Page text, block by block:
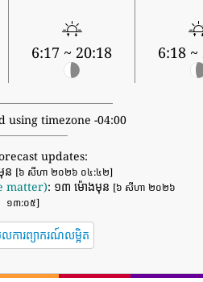
6:17 ~ 20:18 6:18 ~
using timezone -04:00
updates:
ន [៦ សីហា ២០២៦ ០៤:៤២]
matter): ១៣ ម៉ោងមុន [៦ សីហា ២០២៦
១៣:០៥]
លការព្យាករណ៍លម្អិត